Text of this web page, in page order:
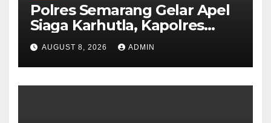
Polres Semarang Gelar Apel
Siaga Karhutla, Kapolres
Tekankan Sinergi dan
Kesiapsiagaan Hadapi Musim
Kemarau.
AUGUST 8, 2026 ADMIN